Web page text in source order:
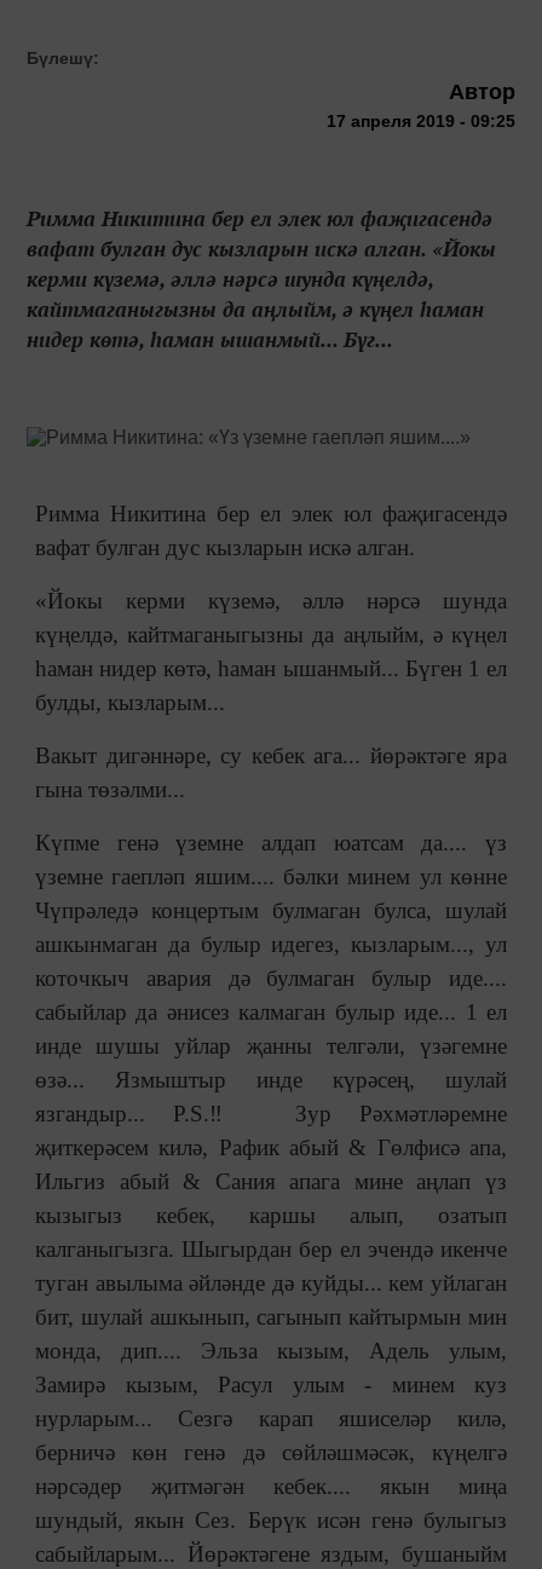
Бүлешү:
Автор
17 апреля 2019 - 09:25
Римма Никитина бер ел элек юл фаҗигасендә
вафат булган дус кызларын искә алган. «Йокы
керми күземә, әллә нәрсә шунда күңелдә,
кайтмаганыгызны да аңлыйм, ә күңел һаман
нидер көтә, һаман ышанмый... Бүг...
Римма Никитина бер ел элек юл фаҗигасендә
вафат булган дус кызларын искә алган.
«Йокы керми күземә, әллә нәрсә шунда
күңелдә, кайтмаганыгызны да аңлыйм, ә күңел
һаман нидер көтә, һаман ышанмый... Бүген 1 ел
булды, кызларым...
Вакыт дигәннәре, су кебек ага... йөрәктәге яра
гына төзәлми...
Күпме генә үземне алдап юатсам да.... үз
үземне гаепләп яшим.... бәлки минем ул көнне
Чүпрәледә концертым булмаган булса, шулай
ашкынмаган да булыр идегез, кызларым..., ул
коточкыч авария дә булмаган булыр иде....
сабыйлар да әнисез калмаган булыр иде... 1 ел
инде шушы уйлар җанны телгәли, үзәгемне
өзә... Язмыштыр инде күрәсең, шулай
язгандыр... P.S.‼️ Зур Рәхмәтләремне
җиткерәсем килә, Рафик абый & Гөлфисә апа,
Ильгиз абый & Сания апага мине аңлап үз
кызыгыз кебек, каршы алып, озатып
калганыгызга. Шыгырдан бер ел эчендә икенче
туган авылыма әйләнде дә куйды... кем уйлаган
бит, шулай ашкынып, сагынып кайтырмын мин
монда, дип.... Эльза кызым, Адель улым,
Замирә кызым, Расул улым - минем куз
нурларым... Сезгә карап яшиселәр килә,
берничә көн генә дә сөйләшмәсәк, күңелгә
нәрсәдер җитмәгән кебек.... якын миңа
шундый, якын Сез. Берүк исән генә булыгыз
сабыйларым... Йөрәктәгене яздым, бушаныйм